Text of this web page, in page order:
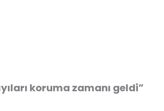
koruma zamanı geldi”